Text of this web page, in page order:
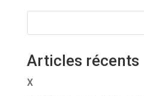
Articles récents
X